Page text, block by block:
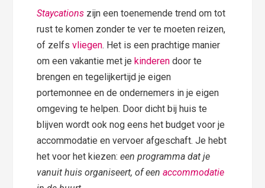
Staycations zijn een toenemende trend om tot
rust te komen zonder te ver te moeten reizen,
of zelfsvliegen. Het is een prachtige manier
om een vakantie met jekinderen door te
brengen en tegelijkertijd je eigen
portemonnee en de ondernemers in je eigen
omgeving te helpen. Door dicht bij huis te
blijven wordt ook nog eens het budget voor je
accommodatie en vervoer afgeschaft. Je hebt
het voor het kiezen:een programma dat je
vanuit huis organiseert, of eenaccommodatie